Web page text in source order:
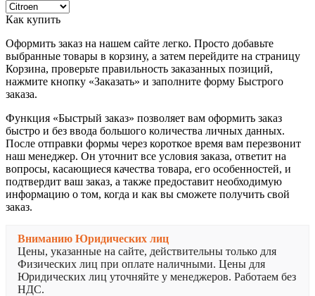
Как купить
Оформить заказ на нашем сайте легко. Просто добавьте
выбранные товары в корзину, а затем перейдите на страницу
Корзина, проверьте правильность заказанных позиций,
нажмите кнопку «Заказать» и заполните форму Быстрого
заказа.
Функция «Быстрый заказ» позволяет вам оформить заказ
быстро и без ввода большого количества личных данных.
После отправки формы через короткое время вам перезвонит
наш менеджер. Он уточнит все условия заказа, ответит на
вопросы, касающиеся качества товара, его особенностей, и
подтвердит ваш заказ, а также предоставит необходимую
информацию о том, когда и как вы сможете получить свой
заказ.
Вниманию Юридических лиц
Цены, указанные на сайте, действительны только для
Физических лиц при оплате наличными. Цены для
Юридических лиц уточняйте у менеджеров. Работаем без
НДС.